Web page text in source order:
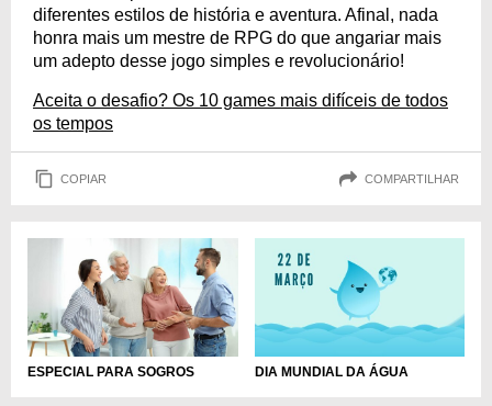
diferentes estilos de história e aventura. Afinal, nada
honra mais um mestre de RPG do que angariar mais
um adepto desse jogo simples e revolucionário!
Aceita o desafio? Os 10 games mais difíceis de todos
os tempos
COPIAR COMPARTILHAR
ESPECIAL PARA SOGROS DIA MUNDIAL DA ÁGUA